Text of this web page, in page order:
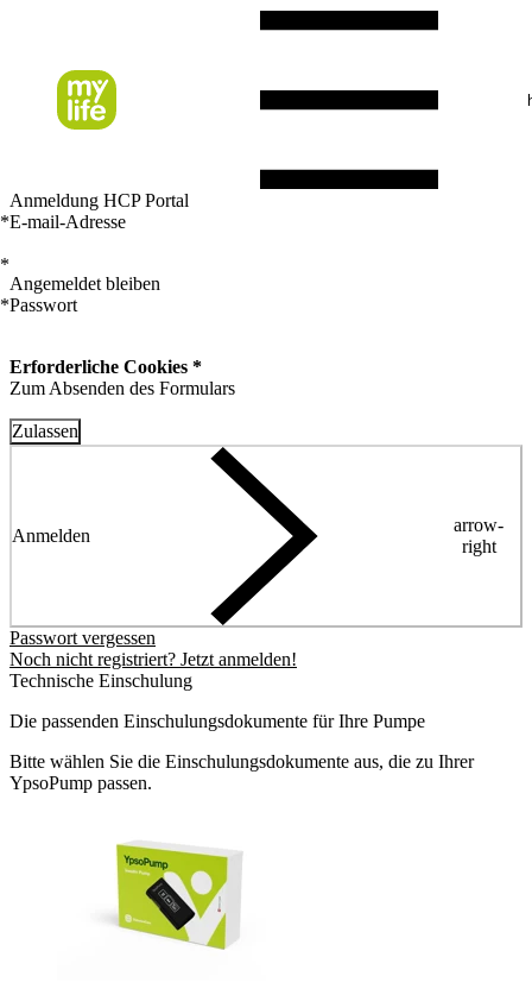
Anmeldung HCP Portal
*E-mail-Adresse
*
Angemeldet bleiben
*Passwort
Erforderliche Cookies *
Zum Absenden des Formulars
Zulassen
Anmelden
arrow-
right
Passwort vergessen
Noch nicht registriert? Jetzt anmelden!
Technische Einschulung
Die passenden Einschulungsdokumente für Ihre Pumpe
Bitte wählen Sie die Einschulungsdokumente aus, die zu Ihrer
YpsoPump passen.